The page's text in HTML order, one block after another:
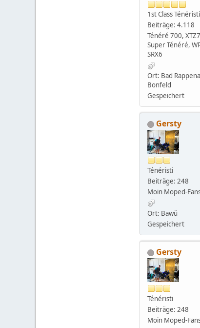
1st Class Ténéristi
Beiträge: 4.118
Ténéré 700,
Super Ténéré,
SRX6
Ort: Bad
Bonfeld
Gespeichert
Gersty
Ténéristi
Beiträge: 248
Moin Moped-
Ort: Bawü
Gespeichert
Gersty
Ténéristi
Beiträge: 248
Moin Moped-